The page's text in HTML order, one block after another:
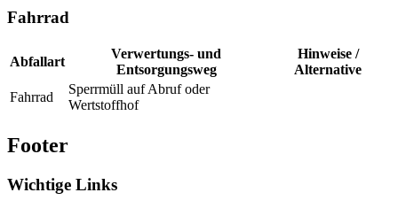
Fahrrad
Abfallart
Verwertungs- und
Entsorgungsweg
Hinweise /
Alternative
Fahrrad
Sperrmüll auf Abruf oder
Wertstoffhof
Footer
Wichtige Links